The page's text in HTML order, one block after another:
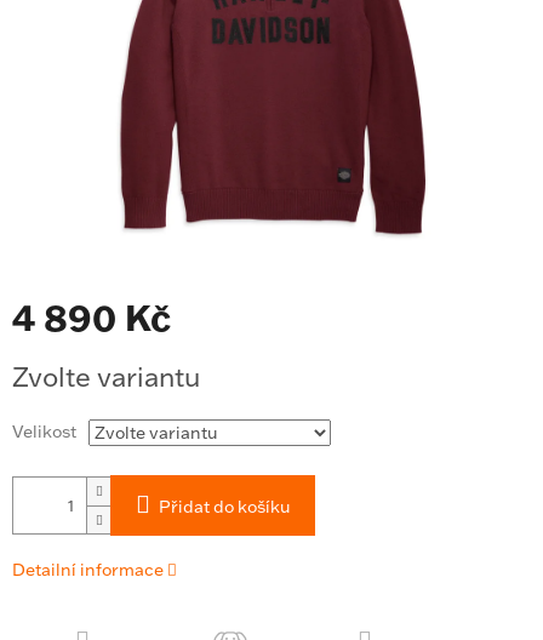
4 890 Kč
cena:
Zvolte variantu
Velikost
Přidat do košíku
Detailní informace